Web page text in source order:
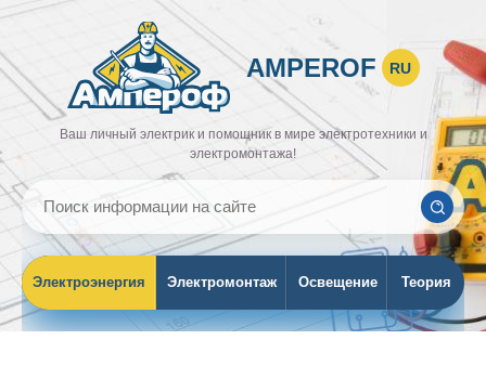
AMPEROF RU
Ваш личный электрик и помощник в мире электротехники и
электромонтажа!
Электроэнергия Электромонтаж Освещение Теория